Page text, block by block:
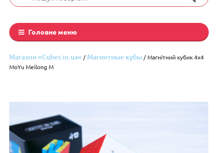
Головне меню
Магазин «Cubes.in.ua» / Магнитные кубы / Магнітний кубик 4х4
MoYu Meilong M